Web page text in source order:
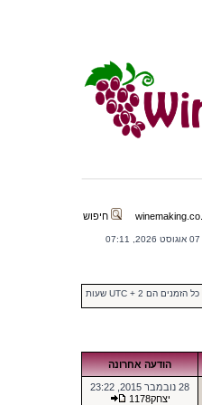
חיפוש
כל הזמנים הם UTC + 2 שעות
הודעה אחרונה
28 נובמבר 2015, 23:22
יצחק1178